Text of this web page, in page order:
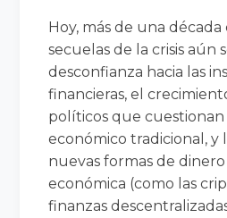
Hoy, más de una década
secuelas de la crisis aún
desconfianza hacia las
financieras, el
políticos que cuestionan
económico tradicional, y
nuevas formas de
económica (como las
finanzas